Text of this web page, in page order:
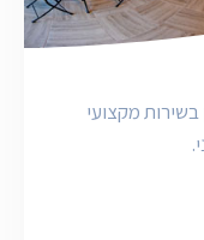
בשירות מקצועי